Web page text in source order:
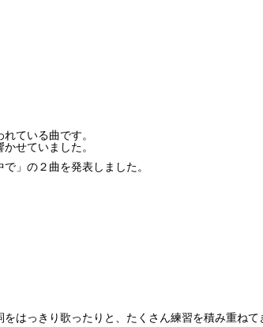
ている曲です。
せていました。
」の２曲を発表しました。
はっきり歌ったりと、たくさん練習を積み重ねて